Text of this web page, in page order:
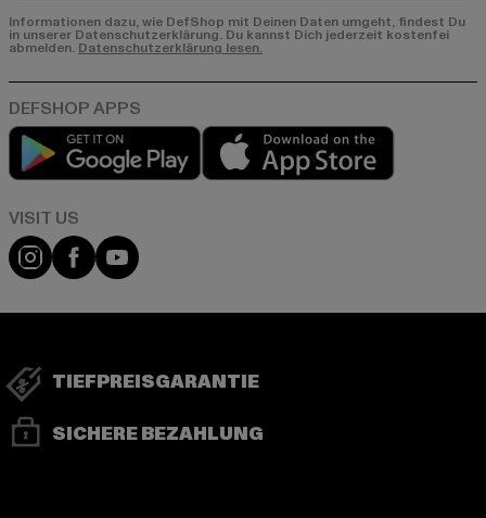
Informationen dazu, wie DefShop mit Deinen Daten umgeht, findest Du
in unserer Datenschutzerklärung. Du kannst Dich jederzeit kostenfei
abmelden. Datenschutzerklärung lesen.
Play market
Visit our Instagram page:
Visit our Facebook page:
Visit our YouTube channel:
TIEFPREISGARANTIE
SICHERE BEZAHLUNG